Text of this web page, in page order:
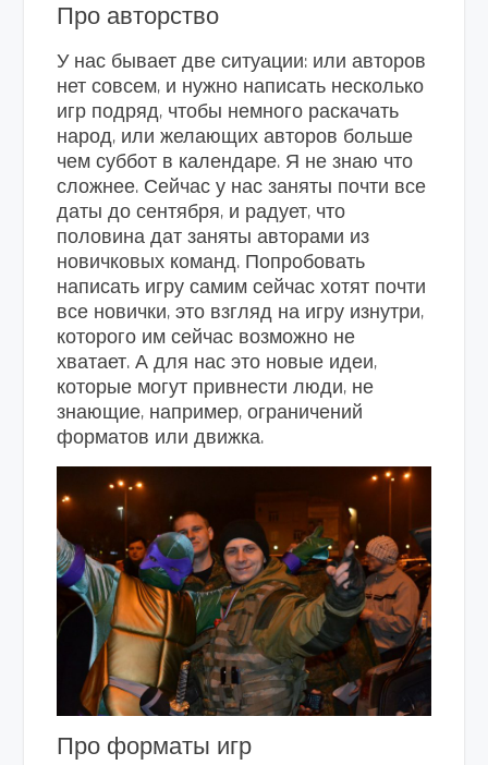
Про авторство
У нас бывает две ситуации: или авторов
нет совсем, и нужно написать несколько
игр подряд, чтобы немного раскачать
народ, или желающих авторов больше
чем суббот в календаре. Я не знаю что
сложнее. Сейчас у нас заняты почти все
даты до сентября, и радует, что
половина дат заняты авторами из
новичковых команд. Попробовать
написать игру самим сейчас хотят почти
все новички, это взгляд на игру изнутри,
которого им сейчас возможно не
хватает. А для нас это новые идеи,
которые могут привнести люди, не
знающие, например, ограничений
форматов или движка.
Про форматы игр